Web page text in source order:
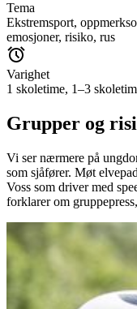
Tema
Ekstremsport,
emosjoner, risiko, rus
Varighet
1 skoletime, 1–3
Grupper og
Vi ser nærmere på
som sjåfører. Møt
Voss som driver med
forklarer om